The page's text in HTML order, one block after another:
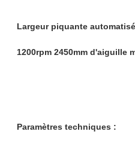
Largeur piquante
1200rpm 2450mm d'aiguille
Paramètres techniques :